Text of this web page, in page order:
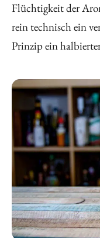
Flüchtigkeit der
rein technisch ein
Prinzip ein